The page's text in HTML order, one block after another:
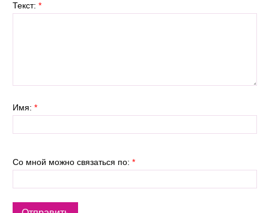
Текст: *
Имя: *
Со мной можно связаться по: *